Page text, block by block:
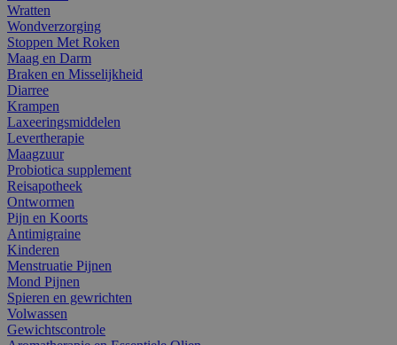
Wratten
Wondverzorging
Stoppen Met Roken
Maag en Darm
Braken en Misselijkheid
Diarree
Krampen
Laxeeringsmiddelen
Levertherapie
Maagzuur
Probiotica supplement
Reisapotheek
Ontwormen
Pijn en Koorts
Antimigraine
Kinderen
Menstruatie Pijnen
Mond Pijnen
Spieren en gewrichten
Volwassen
Gewichtscontrole